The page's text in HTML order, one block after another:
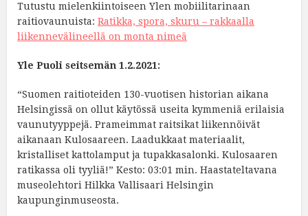
Tutustu mielenkiintoiseen Ylen mobiilitarinaan
raitiovaunuista: Ratikka, spora, skuru – rakkaalla
liikennevälineellä on monta nimeä
Yle Puoli seitsemän 1.2.2021:
“Suomen raitioteiden 130-vuotisen historian aikana
Helsingissä on ollut käytössä useita kymmeniä erilaisia
vaunutyyppejä. Prameimmat raitsikat liikennöivät
aikanaan Kulosaareen. Laadukkaat materiaalit,
kristalliset kattolamput ja tupakkasalonki. Kulosaaren
ratikassa oli tyyliä!” Kesto: 03:01 min. Haastateltavana
museolehtori Hilkka Vallisaari Helsingin
kaupunginmuseosta.